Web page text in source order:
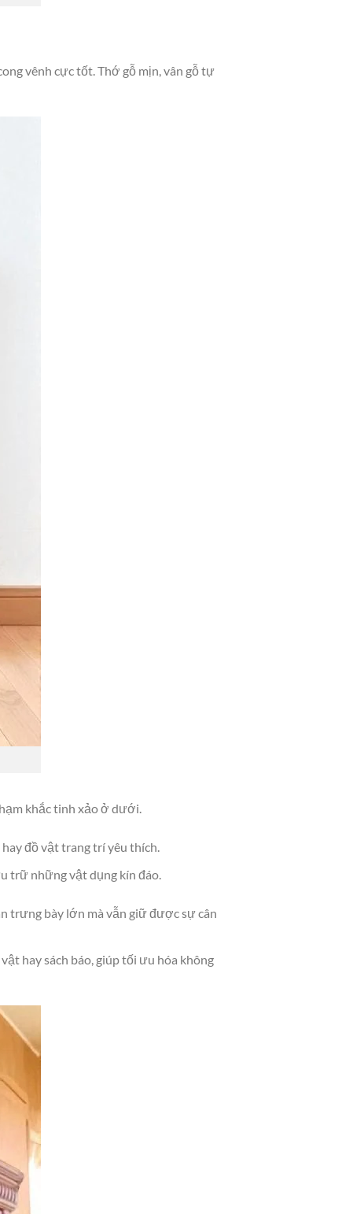
vênh cực tốt. Thớ gỗ mịn, vân gỗ tự
khắc tinh xảo ở dưới.
đồ vật trang trí yêu thích.
trữ những vật dụng kín đáo.
trưng bày lớn mà vẫn giữ được sự cân
hay sách báo, giúp tối ưu hóa không